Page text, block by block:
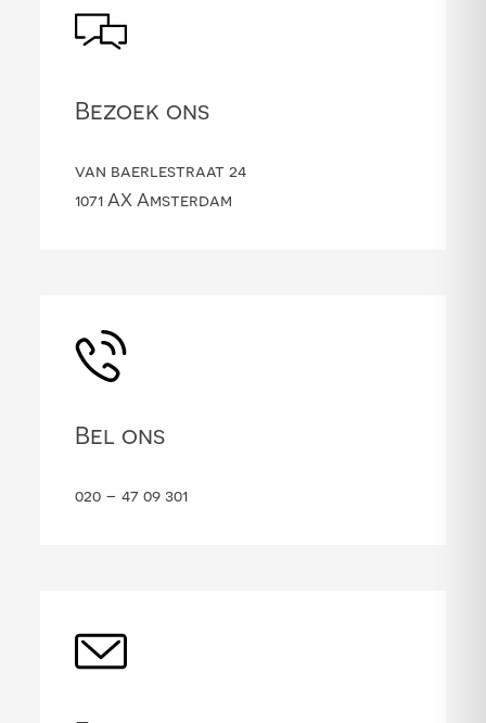
Bezoek ons
van baerlestraat 24
1071 AX Amsterdam
Bel ons
020 – 47 09 301